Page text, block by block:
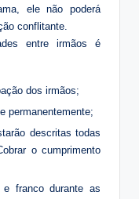
ele não poderá
conflitante.
entre irmãos é
dos irmãos;
permanentemente;
descritas todas
o cumprimento
e franco durante as